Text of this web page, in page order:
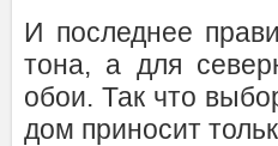
И последнее
тона, а для
обои. Так что
дом приносит